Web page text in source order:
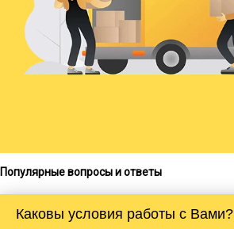
Популярные вопросы и ответы
Каковы условия работы с Вами?